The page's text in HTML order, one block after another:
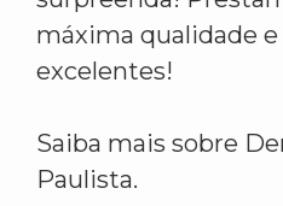
máxima qualidade
excelentes!
Saiba mais sobre
Paulista.